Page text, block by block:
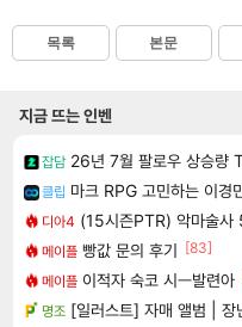
목록 본문
지금 뜨는 인벤
잡담 26년 7월 팔로우 상승량
클립 마크 RPG 고민하는 이경
디아4 (15시즌PTR) 악마술사
메이플 빵값 문의 후기 [83]
메이플 이적자 숙코 시ㅡ발련아
명조 [일러스트] 자매 앨범 | 장